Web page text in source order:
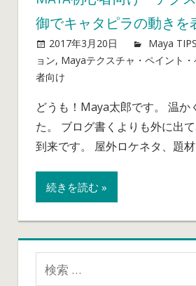
御でキャタピラの動き
2017年3月20日 mayablog
Maya TIPS
ョン, Mayaテクスチャ・ペイント・
者向け
心
者
向
ク
どうも！Maya太郎です。 温か
た。 ブログ書くよりも外に出
到来です。 屋外ロケネタ、題材
続きを読む »